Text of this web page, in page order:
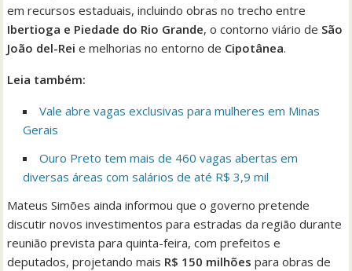
em recursos estaduais, incluindo obras no trecho entre
Ibertioga e Piedade do Rio Grande, o contorno viário de São
João del-Rei e melhorias no entorno de Cipotânea.
Leia também:
Vale abre vagas exclusivas para mulheres em Minas
Gerais
Ouro Preto tem mais de 460 vagas abertas em
diversas áreas com salários de até R$ 3,9 mil
Mateus Simões ainda informou que o governo pretende
discutir novos investimentos para estradas da região durante
reunião prevista para quinta-feira, com prefeitos e
deputados, projetando mais R$ 150 milhões para obras de